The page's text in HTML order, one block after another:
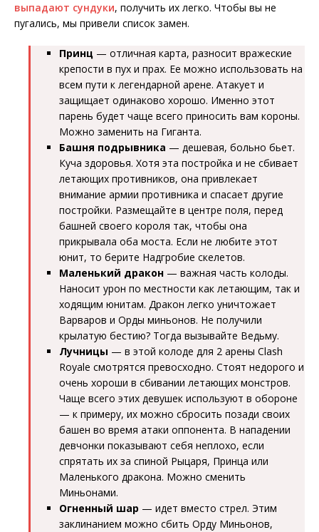
выпадают сундуки, получить их легко. Чтобы вы не
пугались, мы привели список замен.
Принц — отличная карта, разносит вражеские
крепости в пух и прах. Ее можно использовать на
всем пути к легендарной арене. Атакует и
защищает одинаково хорошо. Именно этот
парень будет чаще всего приносить вам короны.
Можно заменить на Гиганта.
Башня подрывника — дешевая, больно бьет.
Куча здоровья. Хотя эта постройка и не сбивает
летающих противников, она привлекает
внимание армии противника и спасает другие
постройки. Размещайте в центре поля, перед
башней своего короля так, чтобы она
прикрывала оба моста. Если не любите этот
юнит, то берите Надгробие скелетов.
Маленький дракон — важная часть колоды.
Наносит урон по местности как летающим, так и
ходящим юнитам. Дракон легко уничтожает
Варваров и Орды миньонов. Не получили
крылатую бестию? Тогда вызывайте Ведьму.
Лучницы — в этой колоде для 2 арены Clash
Royale смотрятся превосходно. Стоят недорого и
очень хороши в сбивании летающих монстров.
Чаще всего этих девушек используют в обороне
— к примеру, их можно сбросить позади своих
башен во время атаки оппонента. В нападении
девчонки показывают себя неплохо, если
спрятать их за спиной Рыцаря, Принца или
Маленького дракона. Можно сменить
Миньонами.
Огненный шар — идет вместо стрел. Этим
заклинанием можно сбить Орду Миньонов,